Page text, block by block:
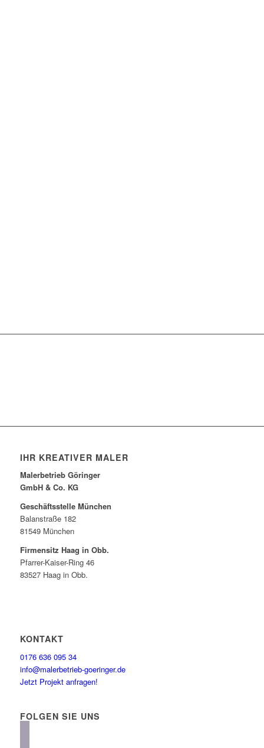
IHR KREATIVER MALER
Malerbetrieb Göringer
GmbH & Co. KG
Geschäftsstelle München
Balanstraße 182
81549 München
Firmensitz Haag in Obb.
Pfarrer-Kaiser-Ring 46
83527 Haag in Obb.
KONTAKT
0176 636 095 34
info@malerbetrieb-goeringer.de
Jetzt Projekt anfragen!
FOLGEN SIE UNS